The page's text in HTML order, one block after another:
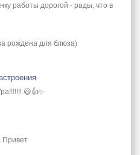
работы дорогой - рады, что в
рождена для блюза)
😃👍✨
Привет